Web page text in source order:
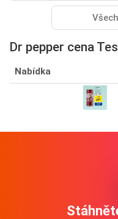
Dr pepper cena
Nabídka